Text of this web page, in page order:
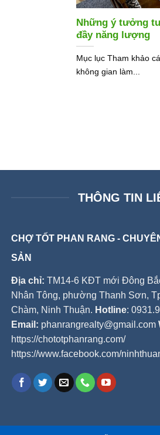
Những ý tưởng
đầy năng lượng
Mục lục Tham khảo
không gian làm...
THÔNG TIN
CHỢ TỐT PHAN RANG -
SẢN
Địa chỉ: TM14-6 KĐT mới Đông
Nhân Tông, phường Thanh Sơn,
Chàm, Ninh Thuận. Hotline:
Email: phanrangrealty@gmail.com
https://chototphanrang.com/
https://www.facebook.com/